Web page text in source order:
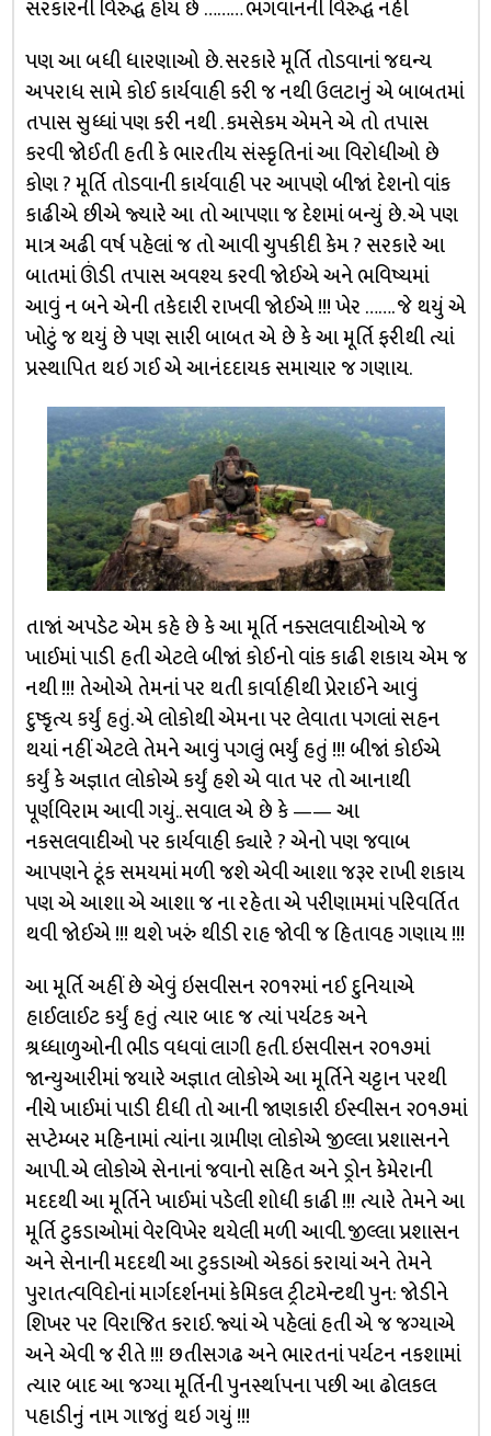
સરકારની વિરુદ્ધ હોય છે ……… ભગવાનની વિરુદ્ધ નહીં
પણ આ બધી ધારણાઓ છે. સરકારે મૂર્તિ તોડવાનાં જઘન્ય
અપરાધ સામે કોઈ કાર્યવાહી કરી જ નથી ઉલટાનું એ બાબતમાં
તપાસ સુધ્ધાં પણ કરી નથી . કમસેકમ એમને એ તો તપાસ
કરવી જોઈતી હતી કે ભારતીય સંસ્કૃતિનાં આ વિરોધીઓ છે
કોણ ? મૂર્તિ તોડવાની કાર્યવાહી પર આપણે બીજાં દેશનો વાંક
કાઢીએ છીએ જ્યારે આ તો આપણા જ દેશમાં બન્યું છે. એ પણ
માત્ર અઢી વર્ષ પહેલાં જ તો આવી ચુપકીદી કેમ ? સરકારે આ
બાતમાં ઊંડી તપાસ અવશ્ય કરવી જોઈએ અને ભવિષ્યમાં
આવું ન બને એની તકેદારી રાખવી જોઈએ !!! ખેર ……. જે થયું એ
ખોટું જ થયું છે પણ સારી બાબત એ છે કે આ મૂર્તિ ફરીથી ત્યાં
પ્રસ્થાપિત થઇ ગઈ એ આનંદદાયક સમાચાર જ ગણાય.
તાજાં અપડેટ એમ કહે છે કે આ મૂર્તિ નક્સલવાદીઓએ જ
ખાઈમાં પાડી હતી એટલે બીજાં કોઈનો વાંક કાઢી શકાય એમ જ
નથી !!! તેઓએ તેમનાં પર થતી કાર્વાહીથી પ્રેરાઈને આવું
દુષ્કૃત્ય કર્યું હતું. એ લોકોથી એમના પર લેવાતા પગલાં સહન
થયાં નહીં એટલે તેમને આવું પગલું ભર્યું હતું !!! બીજાં કોઈએ
કર્યું કે અજ્ઞાત લોકોએ કર્યું હશે એ વાત પર તો આનાથી
પૂર્ણવિરામ આવી ગયું.. સવાલ એ છે કે —— આ
નકસલવાદીઓ પર કાર્યવાહી ક્યારે ? એનો પણ જવાબ
આપણને ટૂંક સમયમાં મળી જશે એવી આશા જરૂર રાખી શકાય
પણ એ આશા એ આશા જ ના રહેતા એ પરીણામમાં પરિવર્તિત
થવી જોઈએ !!! થશે ખરું થીડી રાહ જોવી જ હિતાવહ ગણાય !!!
આ મૂર્તિ અહીં છે એવું ઇસવીસન ૨૦૧૨માં નઈ દુનિયાએ
હાઈલાઈટ કર્યું હતું ત્યાર બાદ જ ત્યાં પર્યટક અને
શ્રધ્ધાળુઓની ભીડ વધવાં લાગી હતી. ઇસવીસન ૨૦૧૭માં
જાન્યુઆરીમાં જયારે અજ્ઞાત લોકોએ આ મૂર્તિને ચટ્ટાન પરથી
નીચે ખાઈમાં પાડી દીધી તો આની જાણકારી ઈસ્વીસન ૨૦૧૭માં
સપ્ટેમ્બર મહિનામાં ત્યાંના ગ્રામીણ લોકોએ જીલ્લા પ્રશાસનને
આપી. એ લોકોએ સેનાનાં જવાનો સહિત અને ડ્રોન કેમેરાની
મદદથી આ મૂર્તિને ખાઈમાં પડેલી શોધી કાઢી !!! ત્યારે તેમને આ
મૂર્તિ ટુકડાઓમાં વેરવિખેર થયેલી મળી આવી. જીલ્લા પ્રશાસન
અને સેનાની મદદથી આ ટુકડાઓ એકઠાં કરાયાં અને તેમને
પુરાતત્વવિદોનાં માર્ગદર્શનમાં કેમિકલ ટ્રીટમેન્ટથી પુન: જોડીને
શિખર પર વિરાજિત કરાઈ. જ્યાં એ પહેલાં હતી એ જ જગ્યાએ
અને એવી જ રીતે !!! છતીસગઢ અને ભારતનાં પર્યટન નકશામાં
ત્યાર બાદ આ જગ્યા મૂર્તિની પુનર્સ્થાપના પછી આ ઢોલકલ
પહાડીનું નામ ગાજતું થઇ ગયું !!!